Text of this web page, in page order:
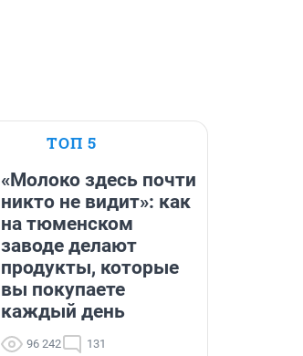
ТОП 5
«Молоко здесь почти
никто не видит»: как
на тюменском
заводе делают
продукты, которые
вы покупаете
каждый день
96 242 131